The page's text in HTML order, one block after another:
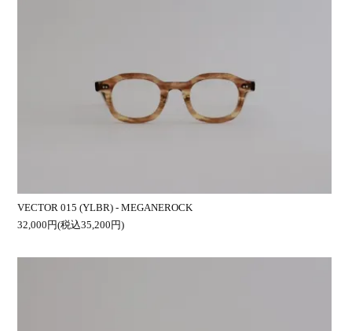
VECTOR 015 (YLBR) - MEGANEROCK
32,000円(税込35,200円)